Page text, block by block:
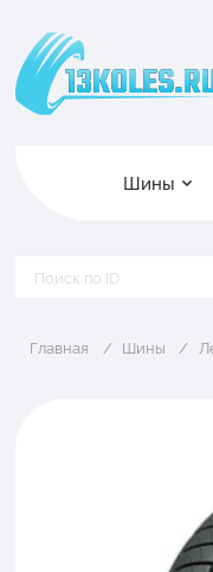
Шины
Главная Шины